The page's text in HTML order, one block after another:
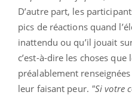
D’autre part, les
pics de réactions quand
inattendu ou qu’il jouait
c’est-à-dire les choses
préalablement
leur faisant peur. "Si votre